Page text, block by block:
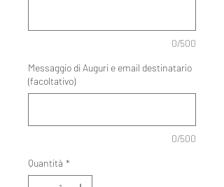
0/500
Messaggio di Auguri e email destinatario
(facoltativo)
0/500
Quantità *